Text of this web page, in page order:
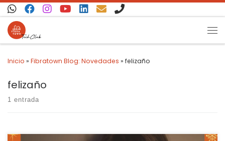
Saltar al contenido
Inicio » Fibratown Blog: Novedades » felizaño
felizaño
1 entrada